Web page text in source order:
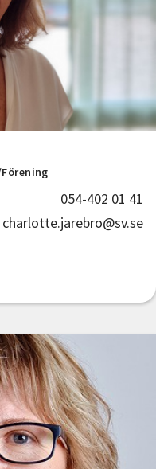
054-402 01 41
charlotte.jarebro@sv.se